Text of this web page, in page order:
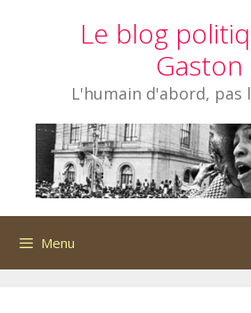
Le blog
Gaston
L'humain d'abord, pas
Menu